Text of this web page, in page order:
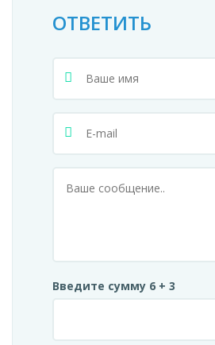
ОТВЕТИТЬ
Введите сумму 6 + 3